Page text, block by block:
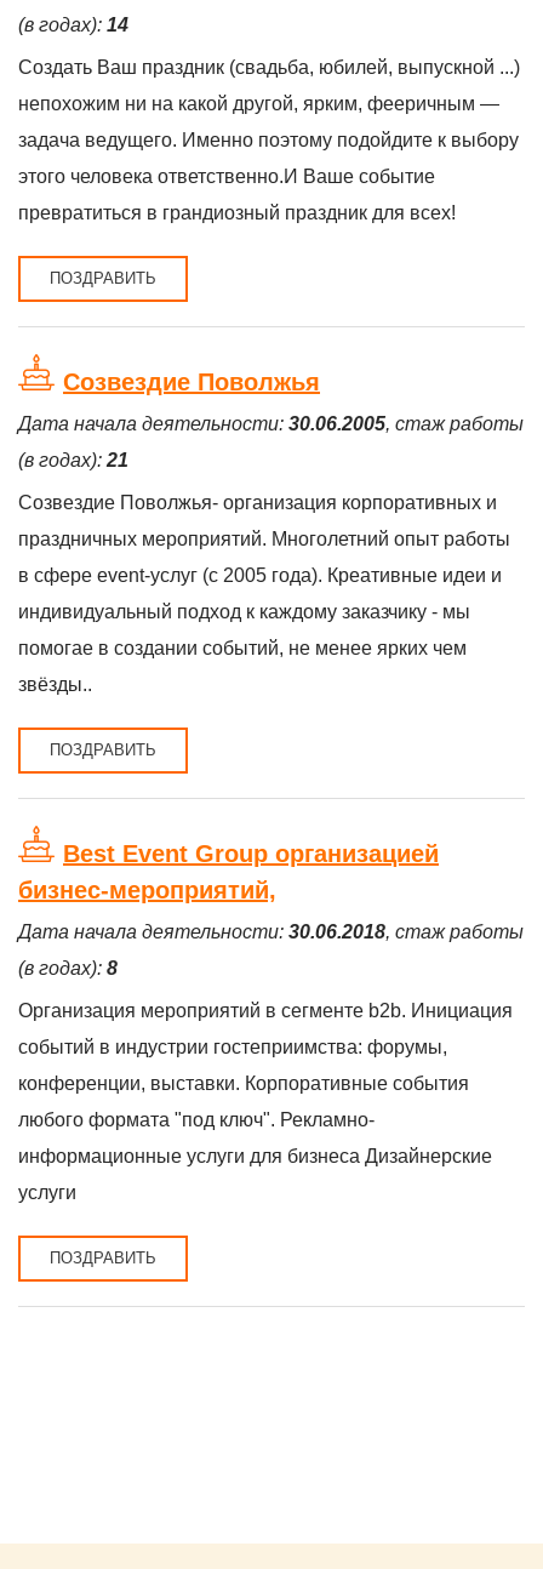
(в годах): 14
Создать Ваш праздник (свадьба, юбилей, выпускной ...)
непохожим ни на какой другой, ярким, фееричным —
задача ведущего. Именно поэтому подойдите к выбору
этого человека ответственно.И Ваше событие
превратиться в грандиозный праздник для всех!
ПОЗДРАВИТЬ
Созвездие Поволжья
Дата начала деятельности: 30.06.2005, стаж работы
(в годах): 21
Созвездие Поволжья- организация корпоративных и
праздничных мероприятий. Многолетний опыт работы
в сфере event-услуг (c 2005 года). Креативные идеи и
индивидуальный подход к каждому заказчику - мы
помогае в создании событий, не менее ярких чем
звёзды..
ПОЗДРАВИТЬ
Best Event Group организацией
бизнес-мероприятий,
Дата начала деятельности: 30.06.2018, стаж работы
(в годах): 8
Организация мероприятий в сегменте b2b. Инициация
событий в индустрии гостеприимства: форумы,
конференции, выставки. Корпоративные события
любого формата "под ключ". Рекламно-
информационные услуги для бизнеса Дизайнерские
услуги
ПОЗДРАВИТЬ